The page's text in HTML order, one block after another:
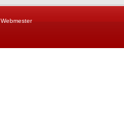
Webmester